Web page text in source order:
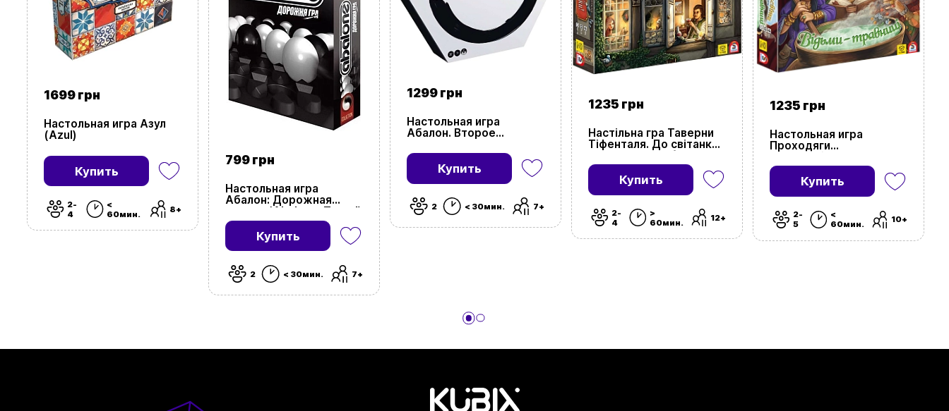
1699 грн
Настольная игра Азул
(Azul)
Купить
2-
4
<
60мин.
8+
799 грн
Настольная игра
Абалон: Дорожная
версия (Abalone. Travel)
Купить
2 < 30мин. 7+
1299 грн
Настольная игра
Абалон. Второе
Купить
2 < 30мин. 7+
1235 грн
Настільна гра Таверни
Тіфенталя. До світанку!
(The Taverns of
Tiefenthal: Open doors!)
Купить
2-
4
>
60мин.
12+
1235 грн
Настольная игра
Проходяги
Кведлинбурга: Ведьмы-
травницы (The Quacks
of Quedlinburg: The Herb
Witches)
Купить
2-
5
<
60мин.
10+